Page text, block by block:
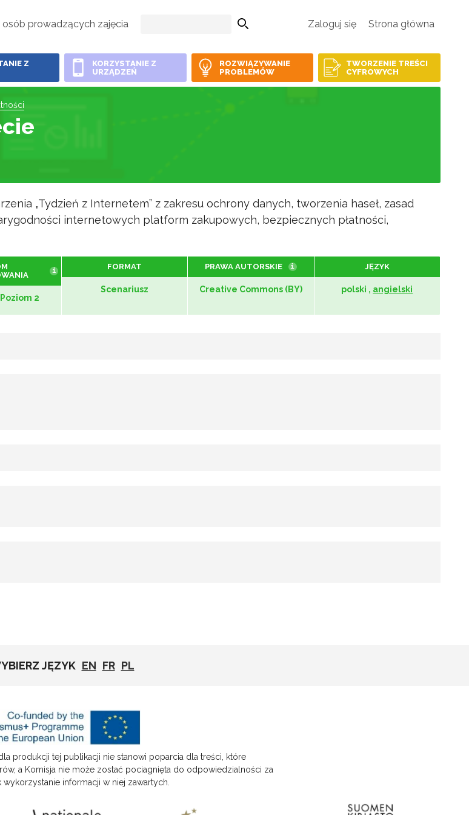
prowadzących zajęcia Zaloguj się Strona główna
Z
KORZYSTANIE Z
URZĄDZEŃ
ROZWIĄZYWANIE
PROBLEMÓW
TWORZENIE TREŚCI
CYFROWYCH
„Tydzień z Internetem” z zakresu ochrony danych, tworzenia haseł, zasad
internetowych platform zakupowych, bezpiecznych płatności,
i
2
FORMAT
Scenariusz
PRAWA AUTORSKIE i
Creative Commons (BY)
JĘZYK
polski , angielski
JĘZYK EN FR PL
produkcji tej publikacji nie stanowi poparcia dla treści, które
a Komisja nie może zostać pociagnięta do odpowiedzialności za
wykorzystanie informacji w niej zawartych.